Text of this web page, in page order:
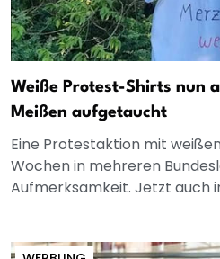
Weiße Protest-Shirts nun
Meißen aufgetaucht
Eine Protestaktion mit
Wochen in mehreren
Aufmerksamkeit. Jetzt auch